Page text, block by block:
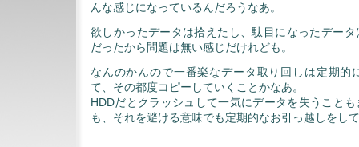
んな感じになっているんだろうなあ。
欲しかったデータは拾えたし、駄目になったデー
だったから問題は無い感じだけれども。
なんのかんので一番楽なデータ取り回しは定期的
て、その都度コピーしていくことかなあ。
HDDだとクラッシュして一気にデータを失うこと
も、それを避ける意味でも定期的なお引っ越しをし